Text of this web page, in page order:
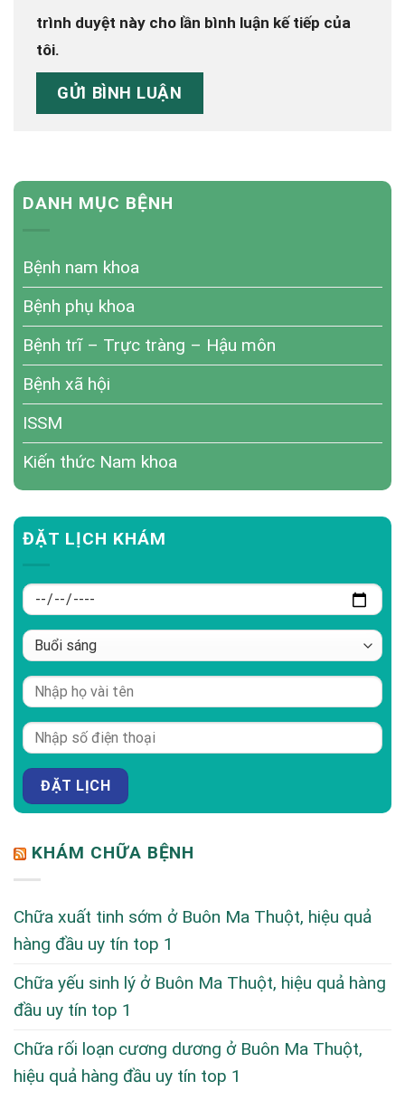
DANH MỤC BỆNH
Bệnh nam khoa
Bệnh phụ khoa
Bệnh trĩ – Trực tràng – Hậu môn
Bệnh xã hội
ISSM
Kiến thức Nam khoa
ĐẶT LỊCH KHÁM
KHÁM CHỮA BỆNH
Chữa xuất tinh sớm ở Buôn Ma Thuột, hiệu quả
hàng đầu uy tín top 1
Chữa yếu sinh lý ở Buôn Ma Thuột, hiệu quả hàng
đầu uy tín top 1
Chữa rối loạn cương dương ở Buôn Ma Thuột,
hiệu quả hàng đầu uy tín top 1
trình duyệt này cho lần bình luận kế tiếp của
tôi.